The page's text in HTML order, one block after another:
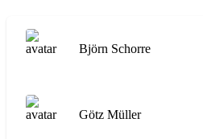
Björn Schorre
Götz Müller